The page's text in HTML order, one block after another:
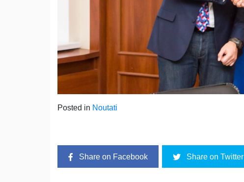
Posted in Noutati
Share on Facebook Share on Twitter